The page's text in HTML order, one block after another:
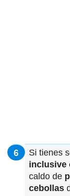
Si tienes
inclusive
caldo de
cebollas